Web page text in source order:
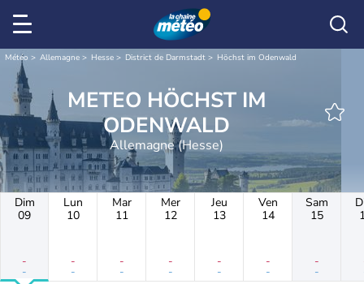
Météo Allemagne Hesse District de Darmstadt Höchst im Odenwald
METEO HÖCHST IM
ODENWALD
Allemagne (Hesse)
Dim
09
-
-
Lun
10
-
-
Mar
11
-
-
Mer
12
-
-
Jeu
13
-
-
Ven
14
-
-
Sam
15
-
-